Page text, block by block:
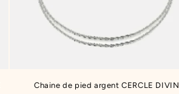
Chaine de pied argent CERCLE DIVIN